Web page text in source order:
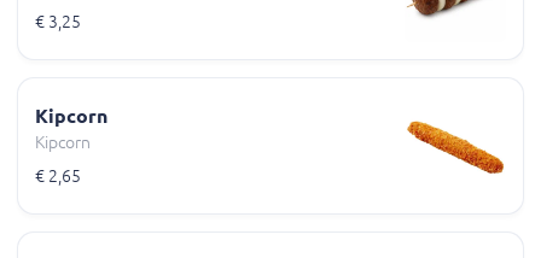
€ 3,25
Kipcorn
Kipcorn
€ 2,65